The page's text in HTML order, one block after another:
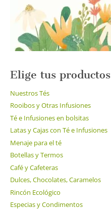
Elige tus productos
Nuestros Tés
Rooibos y Otras Infusiones
Té e Infusiones en bolsitas
Latas y Cajas con Té e Infusiones
Menaje para el té
Botellas y Termos
Café y Cafeteras
Dulces, Chocolates, Caramelos
Rincón Ecológico
Especias y Condimentos